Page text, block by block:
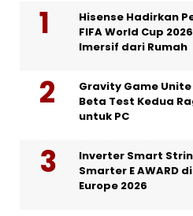
Hisense Hadirkan
FIFA World Cup
Imersif dari Rumah
Gravity Game
Beta Test Kedua
untuk PC
Inverter Smart
Smarter E AWARD
Europe 2026